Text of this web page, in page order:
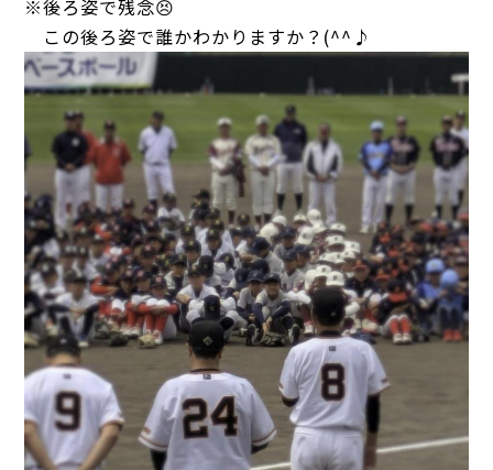
※後ろ姿で残念😣
この後ろ姿で誰かわかりますか？(^^♪